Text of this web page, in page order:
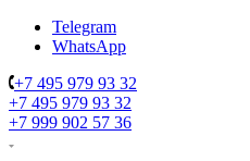
Telegram
WhatsApp
+7 495 979 93 32
+7 495 979 93 32
+7 999 902 57 36